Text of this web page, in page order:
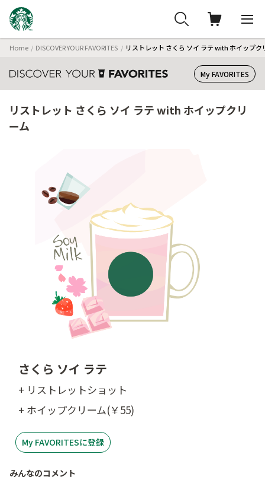
Home DISCOVER YOUR FAVORITES リストレット さくら ソイ ラテ with ホイップク
My FAVORITES
リストレット さくら ソイ ラテ with ホイップクリ
ーム
さくら ソイ ラテ
+ リストレットショット
+ ホイップクリーム(￥55)
My FAVORITESに登録
みんなのコメント